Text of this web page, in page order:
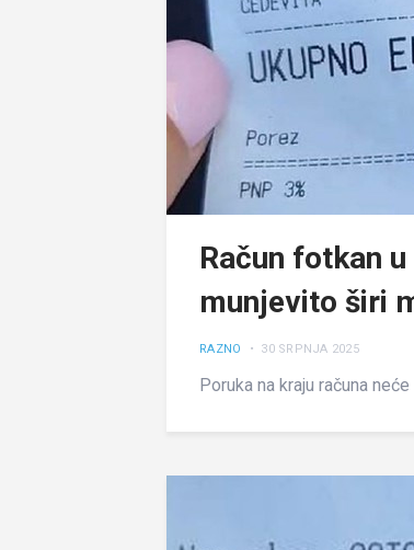
Račun fotkan
munjevito širi
RAZNO • 30 SRPNJA 2025
Poruka na kraju računa